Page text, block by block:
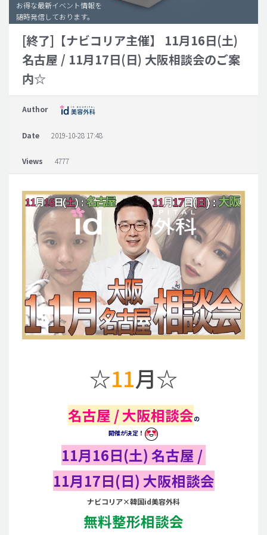
豊胸手術・バストアップ
プチ整形
脂肪吸引 (大容量)
メンズ整形
idリアルストーリー
病院紹介
安全整形
ご相談のお問い合わせ
お得な最新イベント情報を
随時発信しております。
[終了]【ナビコリア主催】 11月16日(土)
名古屋 / 11月17日(日) 大阪相談会のご案
内☆
Author
Date 2019-10-28 17:48
Views 4777
☆11月☆
名古屋 /大阪相談会の
開催が決定！
11月16日(土) 名古屋 /
11月17日(日) 大阪相談会
ナビコリア×韓国id美容外科
無料整形相談会